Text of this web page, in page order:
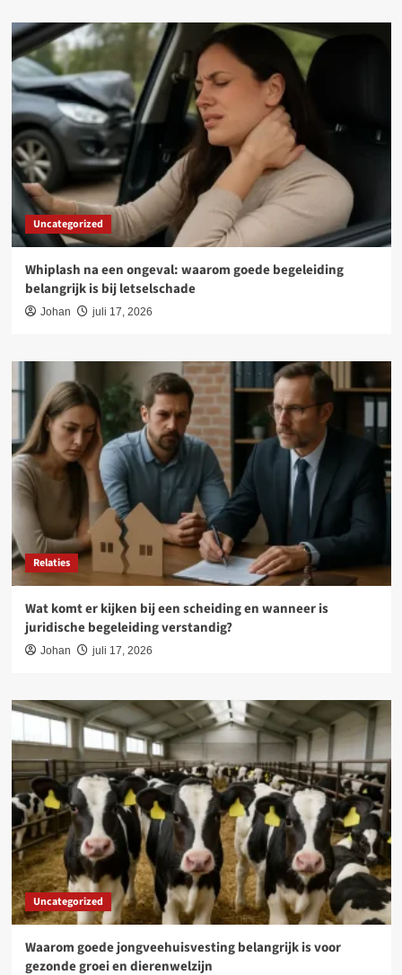
Uncategorized
Whiplash na een ongeval: waarom goede begeleiding
belangrijk is bij letselschade
Johan juli 17, 2026
Relaties
Wat komt er kijken bij een scheiding en wanneer is
juridische begeleiding verstandig?
Johan juli 17, 2026
Uncategorized
Waarom goede jongveehuisvesting belangrijk is voor
gezonde groei en dierenwelzijn